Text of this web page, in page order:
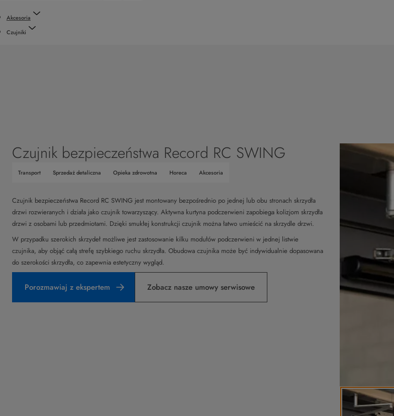
Akcesoria
Czujniki
Czujnik bezpieczeństwa Record RC SWING
Transport Sprzedaż detaliczna Opieka zdrowotna Horeca Akcesoria
Czujnik bezpieczeństwa Record RC SWING jest montowany bezpośrednio po jednej lub obu stronach skrzydła
drzwi rozwieranych i działa jako czujnik towarzyszący. Aktywna kurtyna podczerwieni zapobiega kolizjom skrzydła
drzwi z osobami lub przedmiotami. Dzięki smukłej konstrukcji czujnik można łatwo umieścić na skrzydle drzwi.
W przypadku szerokich skrzydeł możliwe jest zastosowanie kilku modułów podczerwieni w jednej listwie
czujnika, aby objąć całą strefę szybkiego ruchu skrzydła. Obudowa czujnika może być indywidualnie dopasowana
do szerokości skrzydła, co zapewnia estetyczny wygląd.
Porozmawiaj z ekspertem Zobacz nasze umowy serwisowe